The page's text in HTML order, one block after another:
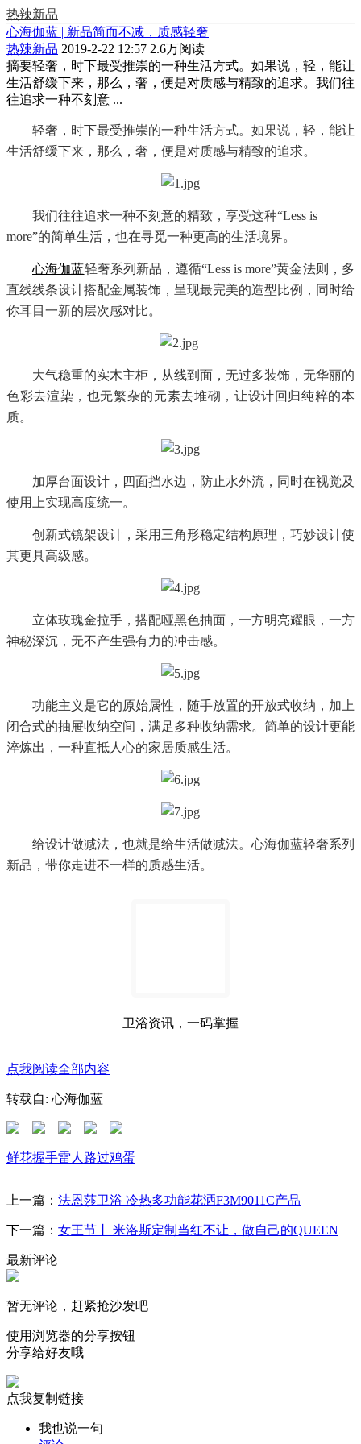
热辣新品
心海伽蓝 | 新品简而不减，质感轻奢
热辣新品 2019-2-22 12:57 2.6万阅读
摘要轻奢，时下最受推崇的一种生活方式。如果说，轻，能让
生活舒缓下来，那么，奢，便是对质感与精致的追求。我们往
往追求一种不刻意 ...
轻奢，时下最受推崇的一种生活方式。如果说，轻，能让
生活舒缓下来，那么，奢，便是对质感与精致的追求。
我们往往追求一种不刻意的精致，享受这种“Less is
more”的简单生活，也在寻觅一种更高的生活境界。
心海伽蓝轻奢系列新品，遵循“Less is more”黄金法则，多
直线线条设计搭配金属装饰，呈现最完美的造型比例，同时给
你耳目一新的层次感对比。
大气稳重的实木主柜，从线到面，无过多装饰，无华丽的
色彩去渲染，也无繁杂的元素去堆砌，让设计回归纯粹的本
质。
加厚台面设计，四面挡水边，防止水外流，同时在视觉及
使用上实现高度统一。
创新式镜架设计，采用三角形稳定结构原理，巧妙设计使
其更具高级感。
立体玫瑰金拉手，搭配哑黑色抽面，一方明亮耀眼，一方
神秘深沉，无不产生强有力的冲击感。
功能主义是它的原始属性，随手放置的开放式收纳，加上
闭合式的抽屉收纳空间，满足多种收纳需求。简单的设计更能
淬炼出，一种直抵人心的家居质感生活。
给设计做减法，也就是给生活做减法。心海伽蓝轻奢系列
新品，带你走进不一样的质感生活。
卫浴资讯，一码掌握
点我阅读全部内容
转载自: 心海伽蓝
鲜花握手雷人 路过鸡蛋
上一篇： 法恩莎卫浴 冷热多功能花洒F3M9011C产品
下一篇： 女王节丨 米洛斯定制当红不让，做自己的QUEEN
最新评论
暂无评论，赶紧抢沙发吧
使用浏览器的分享按钮
分享给好友哦
点我复制链接
我也说一句